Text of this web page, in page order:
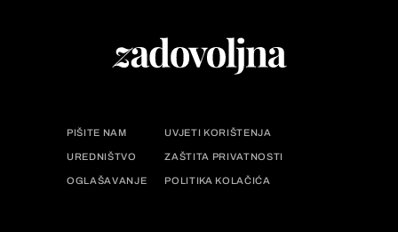
PIŠITE NAM UVJETI KORIŠTENJA
UREDNIŠTVO ZAŠTITA PRIVATNOSTI
OGLAŠAVANJE POLITIKA KOLAČIĆA